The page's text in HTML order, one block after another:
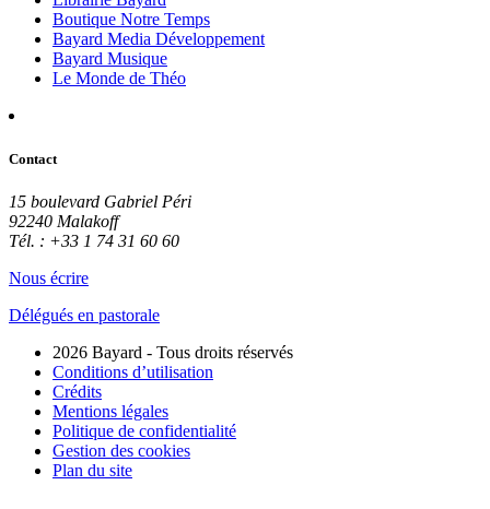
Boutique Notre Temps
Bayard Media Développement
Bayard Musique
Le Monde de Théo
Contact
15 boulevard Gabriel Péri
92240 Malakoff
Tél. : +33 1 74 31 60 60
Nous écrire
Délégués en pastorale
2026 Bayard - Tous droits réservés
Conditions d’utilisation
Crédits
Mentions légales
Politique de confidentialité
Gestion des cookies
Plan du site